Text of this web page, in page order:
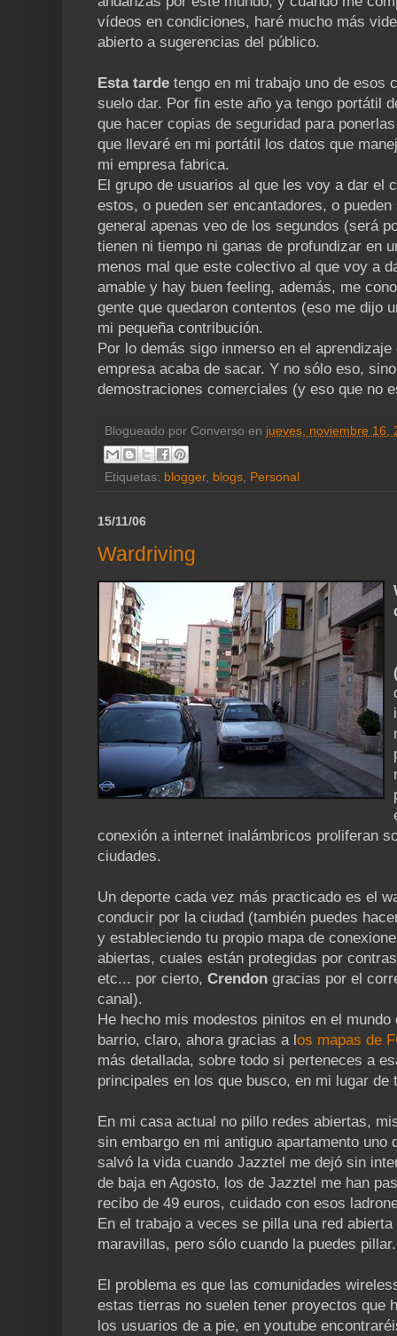
vídeos en condiciones, haré mucho más
abierto a sugerencias del público.
Esta tarde tengo en mi trabajo uno de esos
suelo dar. Por fin este año ya tengo portátil
que hacer copias de seguridad para
que llevaré en mi portátil los datos que
mi empresa fabrica.
El grupo de usuarios al que les voy a dar el
estos, o pueden ser encantadores, o
general apenas veo de los segundos (será
tienen ni tiempo ni ganas de profundizar en
menos mal que este colectivo al que voy a
amable y hay buen feeling, además, me
gente que quedaron contentos (eso me dijo
mi pequeña contribución.
Por lo demás sigo inmerso en el
empresa acaba de sacar. Y no sólo eso,
demostraciones comerciales (y eso que no
Blogueado por Converso en jueves, noviembre 16,
Etiquetas: blogger, blogs Personal
15/11/06
Wardriving
conexión a internet inalámbricos proliferan
ciudades.
Un deporte cada vez más practicado es el
conducir por la ciudad (también puedes
y estableciendo tu propio mapa de
abiertas, cuales están protegidas por
etc... por cierto, Crendon gracias por el
canal).
He hecho mis modestos pinitos en el
barrio, claro, ahora gracias a l os mapas de
más detallada, sobre todo si perteneces a
principales en los que busco, en mi lugar de
En mi casa actual no pillo redes abiertas,
sin embargo en mi antiguo apartamento uno
salvó la vida cuando Jazztel me dejó sin
de baja en Agosto, los de Jazztel me han
recibo de 49 euros, cuidado con esos
En el trabajo a veces se pilla una red
maravillas, pero sólo cuando la puedes pillar.
El problema es que las comunidades
estas tierras no suelen tener proyectos que
los usuarios de a pie, en youtube